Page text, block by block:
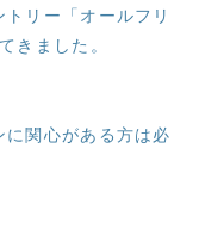
リー「オールフリ
きました。
関心がある方は必